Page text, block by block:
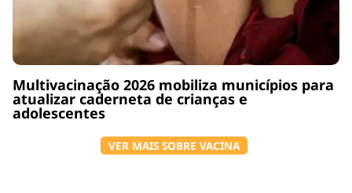
Multivacinação 2026 mobiliza municípios para
atualizar caderneta de crianças e
adolescentes
VER MAIS SOBRE VACINA